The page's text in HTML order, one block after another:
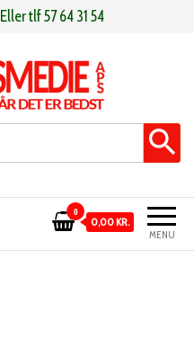
Eller tlf 57 64 31 54
Maskinhandel når det er bedst
MENU
0
0,00 KR.